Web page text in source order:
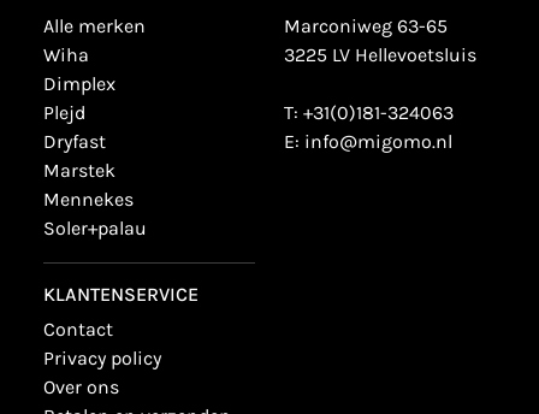
alle merken
wiha
dimplex
plejd
dryfast
marstek
mennekes
soler+palau
KLANTENSERVICE
contact
privacy policy
over ons
Marconiweg 63-65
3225 LV Hellevoetsluis
T: +31(0)181-324063
E: info@migomo.nl